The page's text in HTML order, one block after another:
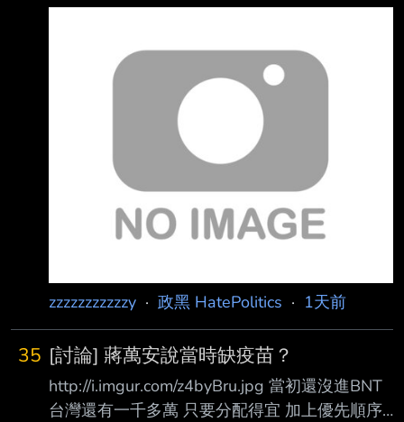
間線 看完這篇你就不需要再去看其他胡扯文
章會分做兩部份，第一部分解析疫情期間各大疫
苗品牌的引進與台灣需求狀況，第二部分探討
BNT复必泰疫苗事件始末 第一部分： 2020下半
年 政府簽約預購AZ疫苗1000萬劑，全球疫苗仍
未上市。 政府提供研發補助給高端、聯亞等本
土生技公司進行第一、二期臨床試驗。 需求狀
況：2020 年台灣疫情控制良好，疫苗需求尚未
急迫。 2021年 2月 政府簽約
zzzzzzzzzzzy · 政黑 HatePolitics · 1天前
35 [討論] 蔣萬安說當時缺疫苗？
http://i.imgur.com/z4byBru.jpg 當初還沒進BNT
台灣還有一千多萬 只要分配得宜 加上優先順序